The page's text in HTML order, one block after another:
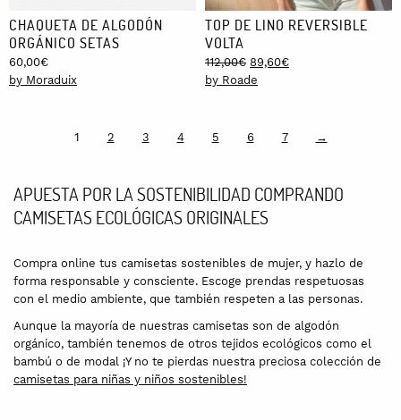
CHAQUETA DE ALGODÓN
ORGÁNICO SETAS
60,00€
by Moraduix
TOP DE LINO REVERSIBLE
VOLTA
112,00€ Original
price
89,60€Current
by Roade
1 2 3 4 5 6 7 →
APUESTA POR LA SOSTENIBILIDAD COMPRANDO
CAMISETAS ECOLÓGICAS ORIGINALES
Compra online tus camisetas sostenibles de mujer, y hazlo de
forma responsable y consciente. Escoge prendas respetuosas
con el medio ambiente, que también respeten a las personas.
Aunque la mayoría de nuestras camisetas son de algodón
orgánico, también tenemos de otros tejidos ecológicos como el
bambú o de modal ¡Y no te pierdas nuestra preciosa colección de
camisetas para niñas y niños sostenibles!